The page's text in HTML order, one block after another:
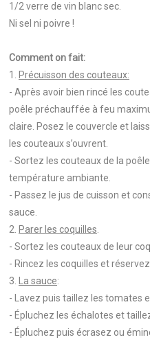
1/2 verre de vin blanc sec.
Ni sel ni poivre !
Comment on fait:
1.
Précuisson des couteaux:
- Après avoir bien rincé les
poêle préchauffée à feu
claire. Posez le couvercle et
les couteaux s’ouvrent.
- Sortez les couteaux de la
température ambiante.
- Passez le jus de cuisson et
sauce.
2. Parer les coquilles
- Sortez les couteaux de leur
- Rincez les coquilles et
3.
La sauce:
- Lavez puis taillez les tomates
- Épluchez les échalotes et
- Épluchez puis écrasez ou